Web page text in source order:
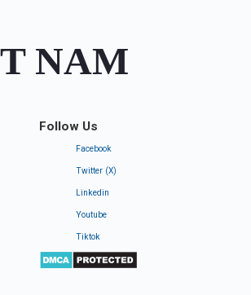
NAM
Follow Us
Facebook
Twitter (X)
Linkedin
Youtube
Tiktok